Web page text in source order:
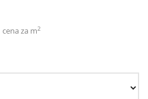
cena za m2